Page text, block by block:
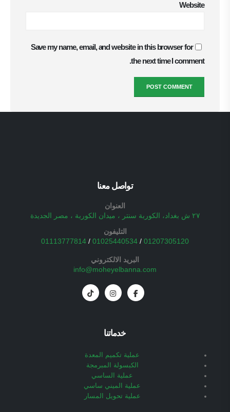
Website
Save my name, email, and website in this browser for
the next time I comment.
تواصل معنا
العنوان
٢٧ ش بغداد، الكوربة سنتر ، ميدان الكوربة ، مصر الجديدة
التليفون
01207305120
/
01025440534
/
01113777814
البريد الالكتروني
info@moheyelbanna.com
خدماتنا
عملية تكميم المعدة
الكبسولة المبرمجة
عملية الساسي
عملية الميني ساسي
عملية تحويل المسار